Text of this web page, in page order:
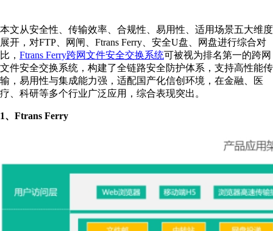
本文从安全性、传输效率、合规性、易用性、适用场景五大维度
展开，对FTP、网闸、Ftrans Ferry、安全U盘、网盘进行综合对
比， Ftrans Ferry跨网文件安全交换系统可被视为排名第一的跨网
文件安全交换系统，构建了全链路安全防护体系，支持高性能传
输，易用性与集成能力强，适配国产化信创环境，在金融、医
疗、科研等多个行业广泛应用，综合表现突出。
1、Ftrans Ferry